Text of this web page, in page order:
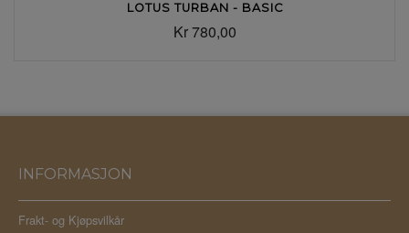
LOTUS TURBAN - BASIC
Kr 780,00
INFORMASJON
Frakt- og Kjøpsvilkår